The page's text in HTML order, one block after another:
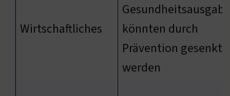
Wirtschaftliches
könnten durch
Prävention gesenkt
werden